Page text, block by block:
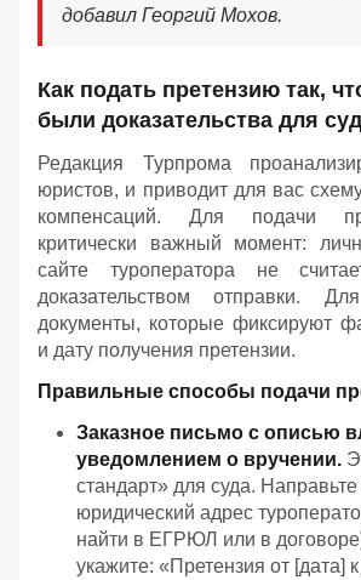
добавил Георгий Мохов.
Как подать претензию так,
были доказательства для
Редакция Турпрома
юристов, и приводит для вас
компенсаций. Для подачи
критически важный момент:
сайте туроператора не
доказательством отправки.
документы, которые фиксируют
и дату получения претензии.
Правильные способы подачи
Заказное письмо с описью
уведомлением о вручении.
стандарт» для суда.
юридический адрес
найти в ЕГРЮЛ или в
укажите: «Претензия от [дата]